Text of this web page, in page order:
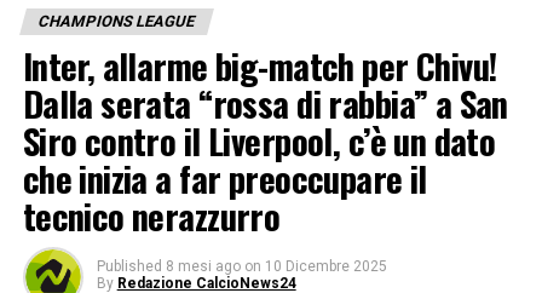
CHAMPIONS LEAGUE
Inter, allarme big-match per Chivu!
Dalla serata “rossa di rabbia” a San
Siro contro il Liverpool, c’è un dato
che inizia a far preoccupare il
tecnico nerazzurro
Published 8 mesi ago on 10 Dicembre 2025
By Redazione CalcioNews24